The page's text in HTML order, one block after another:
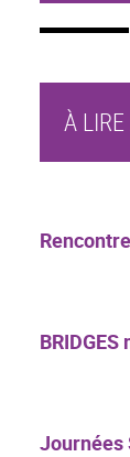
À
Journées